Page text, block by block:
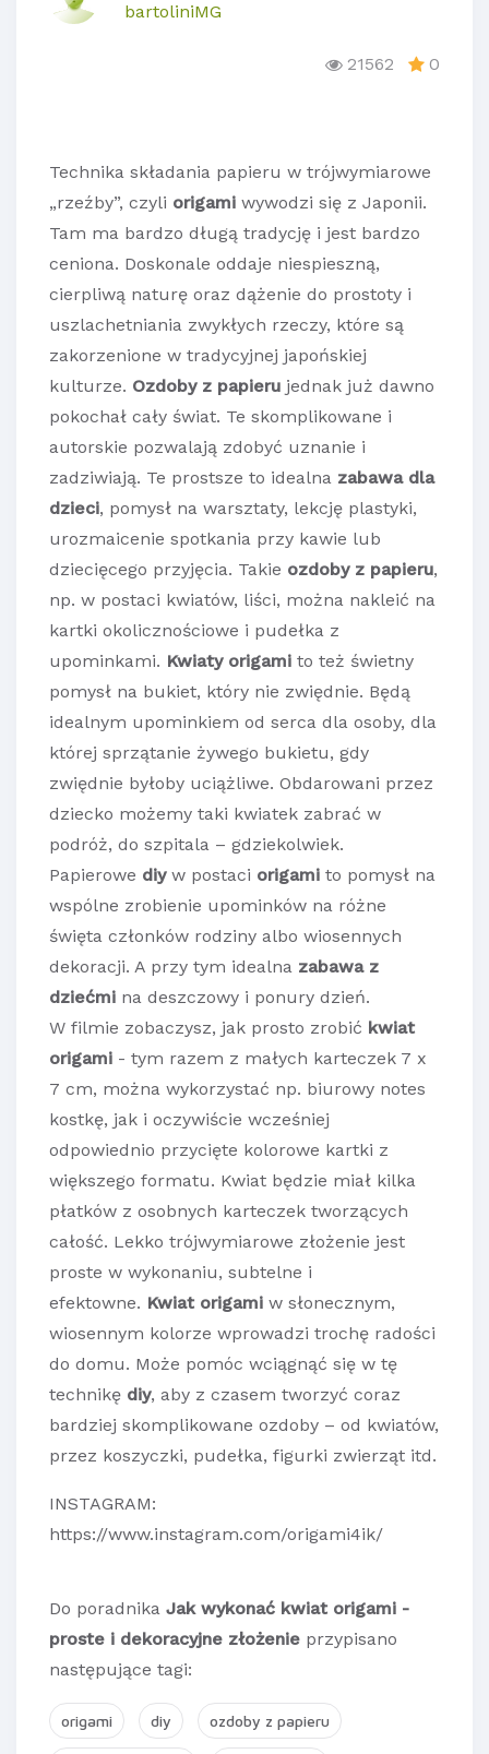
bartoliniMG
21562 0
Technika składania papieru w trójwymiarowe
„rzeźby”, czyli origami wywodzi się z Japonii.
Tam ma bardzo długą tradycję i jest bardzo
ceniona. Doskonale oddaje niespieszną,
cierpliwą naturę oraz dążenie do prostoty i
uszlachetniania zwykłych rzeczy, które są
zakorzenione w tradycyjnej japońskiej
kulturze. Ozdoby z papieru jednak już dawno
pokochał cały świat. Te skomplikowane i
autorskie pozwalają zdobyć uznanie i
zadziwiają. Te prostsze to idealna zabawa dla
dzieci, pomysł na warsztaty, lekcję plastyki,
urozmaicenie spotkania przy kawie lub
dziecięcego przyjęcia. Takie ozdoby z papieru,
np. w postaci kwiatów, liści, można nakleić na
kartki okolicznościowe i pudełka z
upominkami. Kwiaty origami to też świetny
pomysł na bukiet, który nie zwiędnie. Będą
idealnym upominkiem od serca dla osoby, dla
której sprzątanie żywego bukietu, gdy
zwiędnie byłoby uciążliwe. Obdarowani przez
dziecko możemy taki kwiatek zabrać w
podróż, do szpitala – gdziekolwiek.
Papierowe diyw postaci origami to pomysł na
wspólne zrobienie upominków na różne
święta członków rodziny albo wiosennych
dekoracji. A przy tym idealna zabawa z
dziećmi na deszczowy i ponury dzień.
W filmie zobaczysz, jak prosto zrobić kwiat
origami - tym razem z małych karteczek 7 x
7 cm, można wykorzystać np. biurowy notes
kostkę, jak i oczywiście wcześniej
odpowiednio przycięte kolorowe kartki z
większego formatu. Kwiat będzie miał kilka
płatków z osobnych karteczek tworzących
całość. Lekko trójwymiarowe złożenie jest
proste w wykonaniu, subtelne i
efektowne. Kwiat origami w słonecznym,
wiosennym kolorze wprowadzi trochę radości
do domu. Może pomóc wciągnąć się w tę
technikę diy, aby z czasem tworzyć coraz
bardziej skomplikowane ozdoby – od kwiatów,
przez koszyczki, pudełka, figurki zwierząt itd.
INSTAGRAM:
https://www.instagram.com/origami4ik/
Do poradnika Jak wykonać kwiat origami -
proste i dekoracyjne złożenie przypisano
następujące tagi:
origami diy ozdoby z papieru